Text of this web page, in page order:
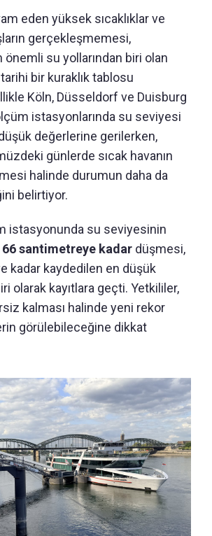
eden yüksek sıcaklıklar ve
gerçekleşmemesi,
önemli su yollarından biri olan
bir kuraklık tablosu
Köln, Düsseldorf ve Duisburg
istasyonlarında su seviyesi
değerlerine gerilerken,
günlerde sıcak havanın
halinde durumun daha da
belirtiyor.
istasyonunda su seviyesinin
66 santimetreye kadar düşmesi,
kadar kaydedilen en düşük
olarak kayıtlara geçti. Yetkililer,
kalması halinde yeni rekor
görülebileceğine dikkat